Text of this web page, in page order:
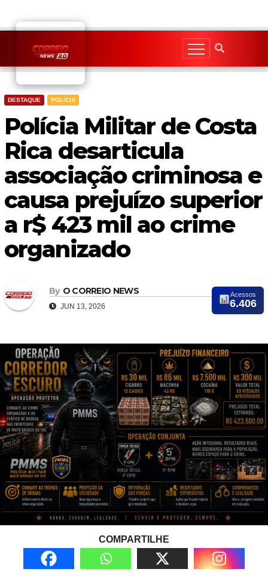
content
DESTAQUE POLÍCIA
Polícia Militar de Costa
Rica desarticula
associação criminosa e
causa prejuízo superior
a r$ 423 mil ao crime
organizado
By O CORREIO NEWS
JUN 13, 2026
Acessos
6.406
COMPARTILHE